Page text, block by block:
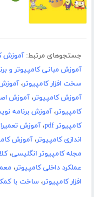
جستجوهای مرتبط: آموزش
آموزش مبانی کامپیوتر و
سخت افزار کامپیوتر،
آموزش کامپیوتر،آموزش
کامپیوتر،آموزش برنامه
کامپیوتر pdf
،آموزش
اندازی کامپیوتر،آموزش
مجله کامپیوتر انگلیسی،
عملکرد داخلی کامپیوتر،
افزار کامپیوتر، ساخت با